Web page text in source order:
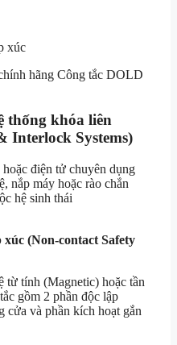
xúc
hãng Công tắc DOLD
thống khóa liên
Interlock Systems)
điện tử chuyên dụng
nắp máy hoặc rào chắn
hệ sinh thái
(Non-contact Safety
từ tính (Magnetic) hoặc tần
gồm 2 phần độc lập
cửa và phần kích hoạt gắn